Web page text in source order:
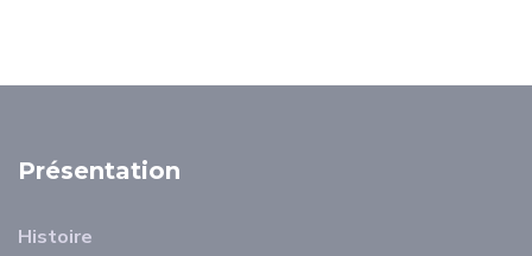
Présentation
Histoire